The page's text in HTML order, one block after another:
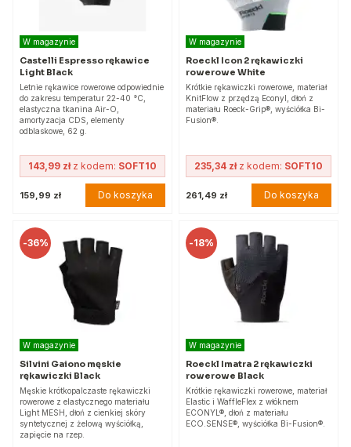
W magazynie
Castelli Espresso rękawice
Light Black
Letnie rękawice rowerowe odpowiednie
do zakresu temperatur 22-40 °C,
elastyczna tkanina Air-O,
amortyzacja CDS, elementy
odblaskowe, 62 g.
143,99 złz kodem: SOFT10
159,99 zł Do koszyka
W magazynie
Roeckl Icon 2 rękawiczki
rowerowe White
Krótkie rękawiczki rowerowe, materiał
KnitFlow z przędzą Econyl, dłoń z
materiału Roeck-Grip®, wyściółka Bi-
Fusion®.
235,34 złz kodem: SOFT10
261,49 zł Do koszyka
-36%
W magazynie
Silvini Gaiono męskie
rękawiczki Black
Męskie krótkopalczaste rękawiczki
rowerowe z elastycznego materiału
Light MESH, dłoń z cienkiej skóry
syntetycznej z żelową wyściółką,
zapięcie na rzep.
-18%
W magazynie
Roeckl Imatra 2 rękawiczki
rowerowe Black
Krótkie rękawiczki rowerowe, materiał
Elastic i WaffleFlex z włóknem
ECONYL®, dłoń z materiału
ECO.SENSE®, wyściółka Bi-Fusion®.